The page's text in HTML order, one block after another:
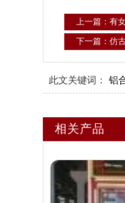
上一篇：有
下一篇：仿
此文关键词： 铝
相关产品